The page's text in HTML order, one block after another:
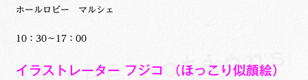
ホールロビー マルシェ
10：30～17：00
イラストレーター フジコ （ほっこり似顔絵）